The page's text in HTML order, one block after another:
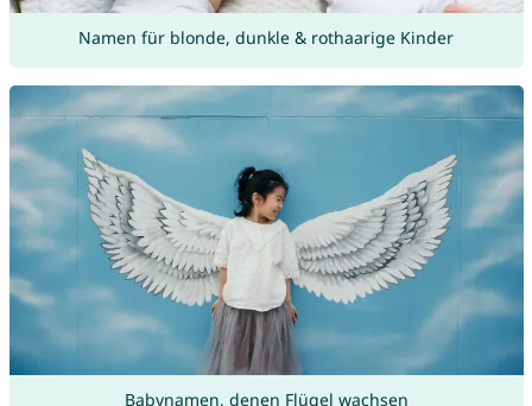
Namen für blonde, dunkle & rothaarige Kinder
Babynamen, denen Flügel wachsen